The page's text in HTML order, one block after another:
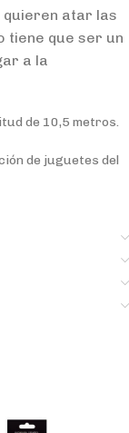
quieren atar las
tiene que ser un
a la
de 10,5 metros.
de juguetes del